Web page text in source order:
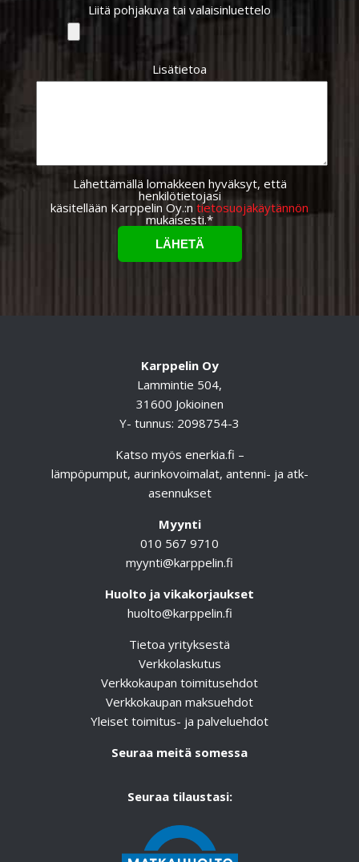
Liitä pohjakuva tai valaisinluettelo
Lisätietoa
Lähettämällä lomakkeen hyväksyt, että
henkilötietojasi
käsitellään Karppelin Oy.:n tietosuojakäytännön
mukaisesti.*
Karppelin Oy
Lammintie 504,
31600 Jokioinen
Y- tunnus: 2098754-3
Katso myös enerkia.fi –
lämpöpumput, aurinkovoimalat, antenni- ja atk-
asennukset
Myynti
010 567 9710
myynti@karppelin.fi
Huolto ja vikakorjaukset
huolto@karppelin.fi
Tietoa yrityksestä
Verkkolaskutus
Verkkokaupan toimitusehdot
Verkkokaupan maksuehdot
Yleiset toimitus- ja palveluehdot
Seuraa meitä somessa
Seuraa tilaustasi: